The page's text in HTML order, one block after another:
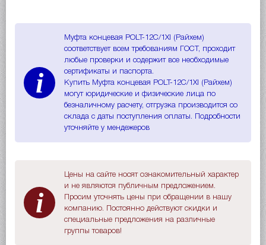
i
Муфта концевая POLT-12C/1XI (Райхем)
соответствует всем требованиям ГОСТ, проходит
любые проверки и содержит все необходимые
сертификаты и паспорта.
Купить Муфта концевая POLT-12C/1XI (Райхем)
могут юридические и физические лица по
безналичному расчету, отгрузка производится со
склада с даты поступления оплаты. Подробности
уточняйте у мендежеров
i
Цены на сайте носят ознакомительный характер
и не являются публичным предложением.
Просим уточнять цены при обращении в нашу
компанию. Постоянно действуют скидки и
специальные предложения на различные
группы товаров!